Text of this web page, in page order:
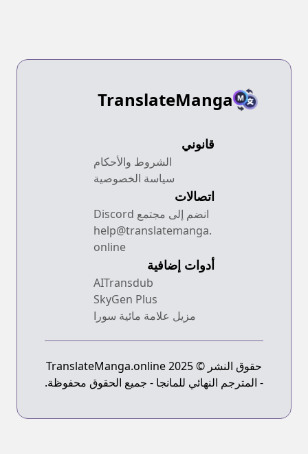
TranslateManga
قانوني
الشروط والأحكام
سياسة الخصوصية
اتصالات
انضم إلى مجتمع Discord
help@translatemanga.
online
أدوات إضافية
AITransdub
SkyGen Plus
مزيل علامة مائية سورا
حقوق النشر © 2025 TranslateManga.online
- المترجم النهائي للمانجا - جميع الحقوق محفوظة.